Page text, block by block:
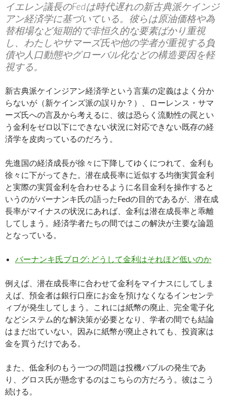
イエレン議長のFedは時代遅れの新古典派ケインジ
アン経済学に基づいている。彼らは原油価格や為
替相場など短期的で非恒久的な要素ばかり重視
し、わたしやサマーズ氏や他の学者が重視する負
債や人口動態やグローバル化などの構造要因を軽
視する。
新古典派ケインジアン経済学という言葉の定義はよく分か
らないが（新ケインズ派の誤りか？）、ローレンス・サマ
ーズ氏への言及から考えるに、彼は恐らく流動性の罠とい
う金利をゼロ以下にできない状況に対応できない既存の経
済学を皮肉っているのだろう。
先進国の経済成長が徐々に下降してゆくにつれて、金利も
徐々に下がってきた。潜在成長率に近似する均衡実質金利
と実際の実質金利を合わせるように名目金利を操作すると
いうのがバーナンキ氏の語ったFedの目的であるが、潜在成
長率がマイナスの状況にあれば、金利は潜在成長率と乖離
してしまう。経済学者たちの間ではこの解決が主要な論題
となっている。
バーナンキ氏ブログ: どうして金利はそれほど低いのか
例えば、潜在成長率に合わせて金利をマイナスにしてしま
えば、預金者は銀行口座にお金を預けなくなるインセンテ
ィブが発生してしまう。これには紙幣の廃止、完全電子化
などシステム的な解決策が必要となり、学者の間でも結論
はまだ出ていない。因みに紙幣が廃止されても、投資家は
金を買うだけである。
また、低金利のもう一つの問題は投機バブルの発生であ
り、グロス氏が懸念するのはこちらの方だろう。彼はこう
続ける。